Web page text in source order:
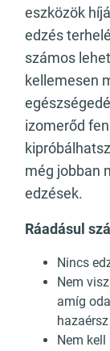
eszközök
edzés
számos
kellemesen
izomerőd
még jobban
edzések.
Ráadásul
Nincs
Nem
amíg
hazaérsz
Nem kell